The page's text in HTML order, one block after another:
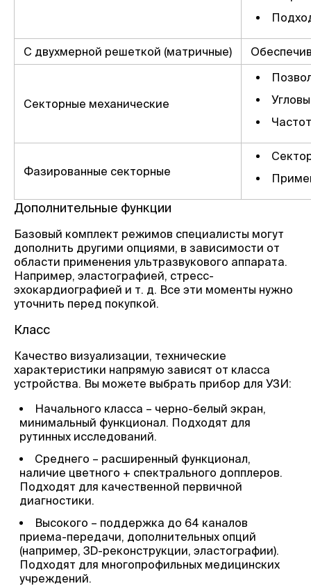
С двухмерной решеткой (матричные)
Секторные механические
Фазированные секторные
Дополнительные функции
Базовый комплект режимов специалисты могут
дополнить другими опциями, в зависимости от
области применения ультразвукового аппарата.
Например, эластографией, стресс-
эхокардиографией и т. д. Все эти моменты нужно
уточнить перед покупкой.
Класс
Качество визуализации, технические
характеристики напрямую зависят от класса
устройства. Вы можете выбрать прибор для УЗИ:
Начального класса – черно-белый экран,
минимальный функционал. Подходят для
рутинных исследований.
Среднего – расширенный функционал,
наличие цветного + спектрального допплеров.
Подходят для качественной первичной
диагностики.
Высокого – поддержка до 64 каналов
приема-передачи, дополнительных опций
(например, 3D-реконструкции, эластографии).
Подходят для многопрофильных медицинских
учреждений.